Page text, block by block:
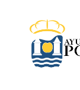
AYUNTAMIENTO DE POLANCO